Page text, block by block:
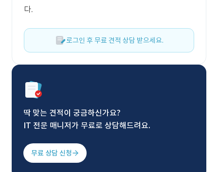
다.
로그인 후 무료 견적 상담 받으세요.
딱 맞는 견적이 궁금하신가요?
IT 전문 매니저가 무료로 상담해드려요.
무료 상담 신청